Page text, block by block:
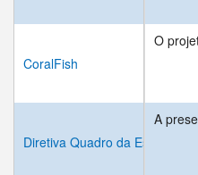
O
A
CoralFish
Diretiva Quadro da Estratégia